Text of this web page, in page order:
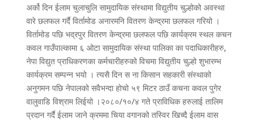
अर्को दिन ईलाम चुलाचुलि सामुदायिक संस्थामा विद्युतीय चुल्होको अवस्था
वारे छलफल गर्दै विर्तामोड अनारमनि वितरण केन्द्रमा छलफल गरियो ।
विर्तामोड पछि भद्रपुर वितरण केन्द्रमा छलफल पछि कार्यक्रम स्थल कचन
कवल गाउँपाल्कामा ६ ओटा सामुदायिक संस्था पालिका का पदाधिकारीहरु,
नेपा विद्युत प्राधिकरणका कर्मचारीहरुको विचमा विद्युतीय चुल्हो शुभारम्भ
कार्यक्रम सम्पन्न भयो । त्यसै दिन स ना किसान सहकारी संस्थाको
अनुगमन पछि नेपालको सवैभन्दा होचो ५९ मिटर ठाउँ कचना कवल पुगेर
वालुवाडि विश्राम लिईयो ।२०८०/१०/४ गते प्राविधिक हरुलाई तालिम
प्रदान गर्दै ईलाम जाने क्रममा चिया वगानको तस्विर खिच्दै ईलाम वास